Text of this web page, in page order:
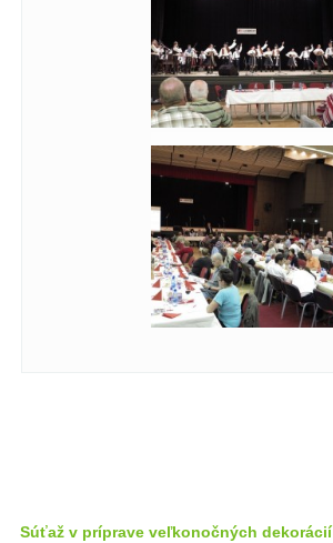
Súťaž v príprave veľkonočných dekorácií